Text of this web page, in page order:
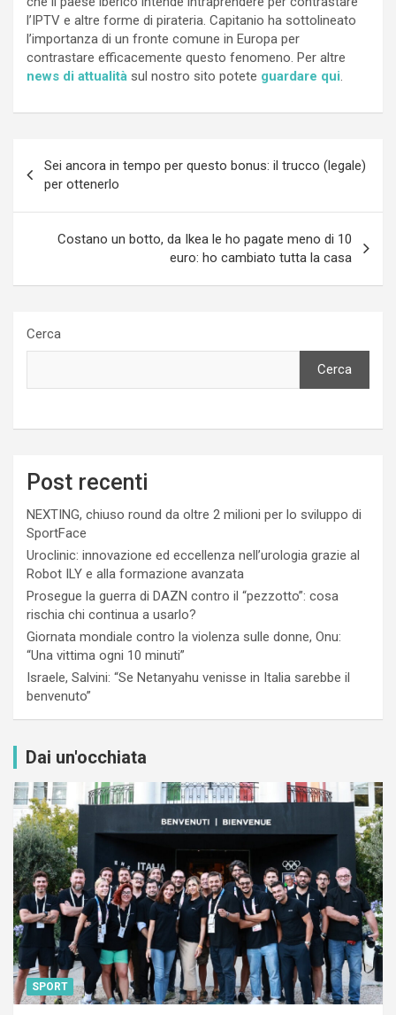
l’IPTV e altre forme di pirateria. Capitanio ha sottolineato
l’importanza di un fronte comune in Europa per
contrastare efficacemente questo fenomeno. Per altre
news di attualità sul nostro sito potete guardare qui.
articoli
Sei ancora in tempo per questo bonus: il trucco (legale)
per ottenerlo
Costano un botto, da Ikea le ho pagate meno di 10
euro: ho cambiato tutta la casa
Cerca
Cerca
Post recenti
NEXTING, chiuso round da oltre 2 milioni per lo sviluppo di
SportFace
Uroclinic: innovazione ed eccellenza nell’urologia grazie al
Robot ILY e alla formazione avanzata
Prosegue la guerra di DAZN contro il “pezzotto”: cosa
rischia chi continua a usarlo?
Giornata mondiale contro la violenza sulle donne, Onu:
“Una vittima ogni 10 minuti”
Israele, Salvini: “Se Netanyahu venisse in Italia sarebbe il
benvenuto”
Dai un'occhiata
SPORT